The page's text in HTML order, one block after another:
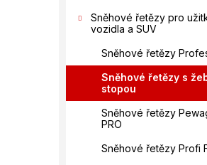
Sněhové řetězy pro
vozidla a SUV
Sněhové řetězy
Sněhové řetězy s
stopou
Sněhové řetězy
PRO
Sněhové řetězy Profi